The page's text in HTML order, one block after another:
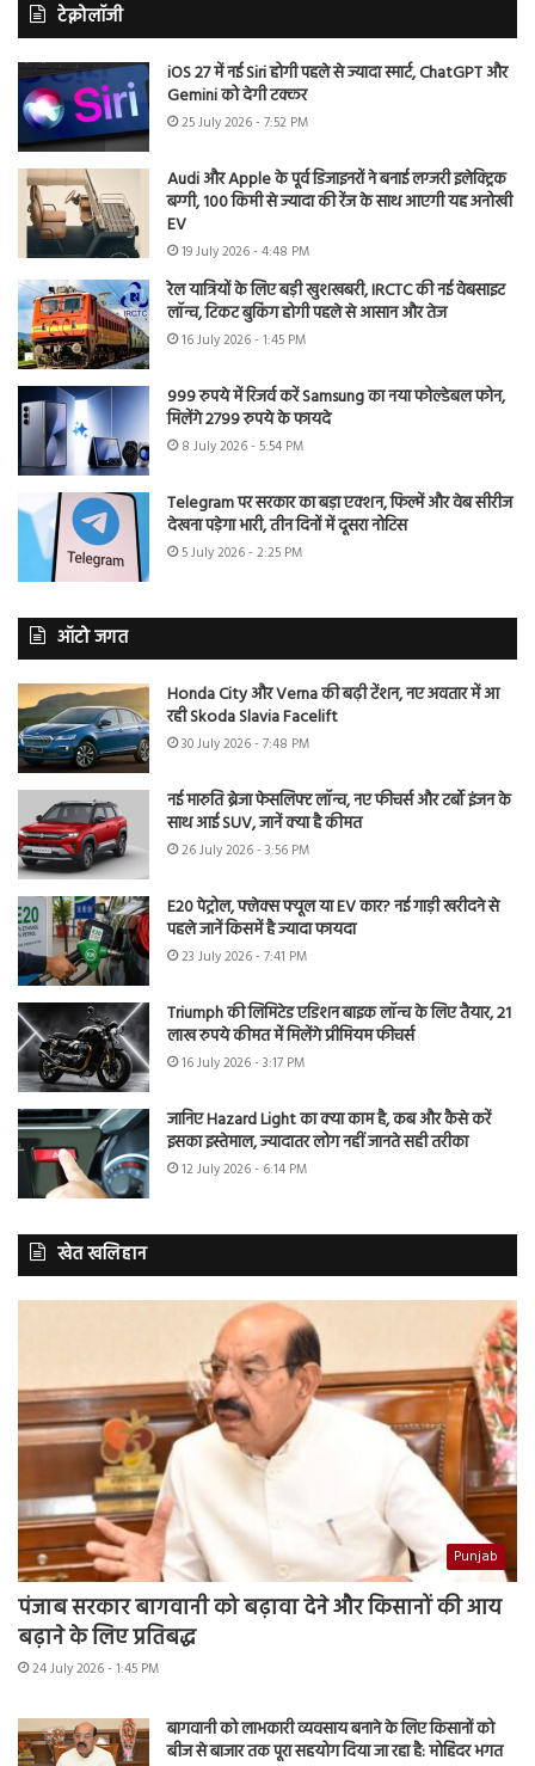
टेक्नोलॉजी
iOS 27 में नई Siri होगी पहले से ज्यादा स्मार्ट, ChatGPT और
Gemini को देगी टक्कर
25 July 2026 - 7:52 PM
Audi और Apple के पूर्व डिजाइनरों ने बनाई लग्जरी इलेक्ट्रिक
बग्गी, 100 किमी से ज्यादा की रेंज के साथ आएगी यह अनोखी
EV
19 July 2026 - 4:48 PM
रेल यात्रियों के लिए बड़ी खुशखबरी, IRCTC की नई वेबसाइट
लॉन्च, टिकट बुकिंग होगी पहले से आसान और तेज
16 July 2026 - 1:45 PM
999 रुपये में रिजर्व करें Samsung का नया फोल्डेबल फोन,
मिलेंगे 2799 रुपये के फायदे
8 July 2026 - 5:54 PM
Telegram पर सरकार का बड़ा एक्शन, फिल्में और वेब सीरीज
देखना पड़ेगा भारी, तीन दिनों में दूसरा नोटिस
5 July 2026 - 2:25 PM
ऑटो जगत
Honda City और Verna की बढ़ी टेंशन, नए अवतार में आ
रही Skoda Slavia Facelift
30 July 2026 - 7:48 PM
नई मारुति ब्रेजा फेसलिफ्ट लॉन्च, नए फीचर्स और टर्बो इंजन के
साथ आई SUV, जानें क्या है कीमत
26 July 2026 - 3:56 PM
E20 पेट्रोल, फ्लेक्स फ्यूल या EV कार? नई गाड़ी खरीदने से
पहले जानें किसमें है ज्यादा फायदा
23 July 2026 - 7:41 PM
Triumph की लिमिटेड एडिशन बाइक लॉन्च के लिए तैयार, 21
लाख रुपये कीमत में मिलेंगे प्रीमियम फीचर्स
16 July 2026 - 3:17 PM
जानिए Hazard Light का क्या काम है, कब और कैसे करें
इसका इस्तेमाल, ज्यादातर लोग नहीं जानते सही तरीका
12 July 2026 - 6:14 PM
खेत खलिहान
Punjab
पंजाब सरकार बागवानी को बढ़ावा देने और किसानों की आय
बढ़ाने के लिए प्रतिबद्ध
24 July 2026 - 1:45 PM
बागवानी को लाभकारी व्यवसाय बनाने के लिए किसानों को
बीज से बाजार तक पूरा सहयोग दिया जा रहा है: मोहिंदर भगत